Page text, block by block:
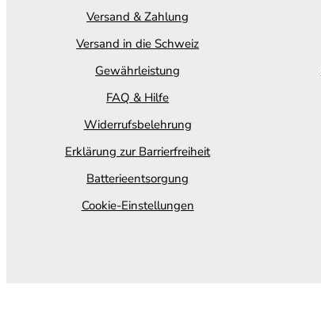
Versand & Zahlung
Versand in die Schweiz
Gewährleistung
FAQ & Hilfe
Widerrufsbelehrung
Erklärung zur Barrierfreiheit
Batterieentsorgung
Cookie-Einstellungen